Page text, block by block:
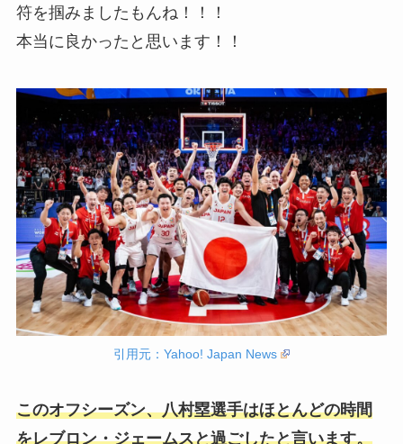
符を掴みましたもんね！！！
本当に良かったと思います！！
引用元：Yahoo! Japan News
このオフシーズン、八村塁選手はほとんどの時間
をレブロン・ジェームスと過ごしたと言います。